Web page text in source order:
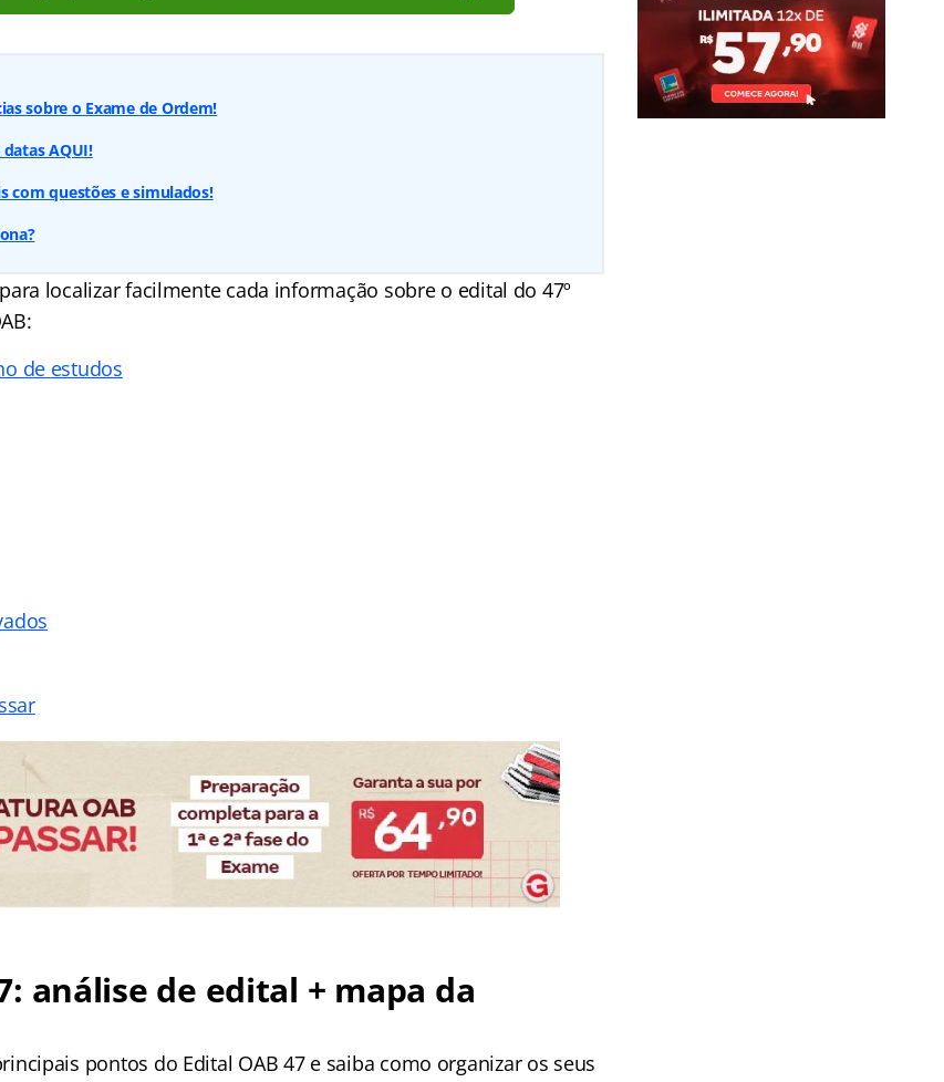
sobre o Exame de Ordem!
AQUI!
com questões e simulados!
localizar facilmente cada informação sobre o edital do 47º
de estudos
análise de edital + mapa da
pontos do Edital OAB 47 e saiba como organizar os seus